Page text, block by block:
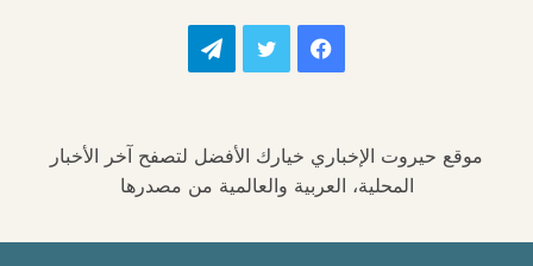
فيسبوك تويتر تيلقرام
موقع حيروت الإخباري خيارك الأفضل لتصفح آخر الأخبار
المحلية، العربية والعالمية من مصدرها